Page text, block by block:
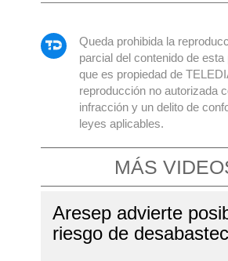
Queda prohibida la
parcial del contenido de
que es propiedad de
reproducción no autorizada
infracción y un delito de
leyes aplicables.
MÁS
Aresep advierte
riesgo de